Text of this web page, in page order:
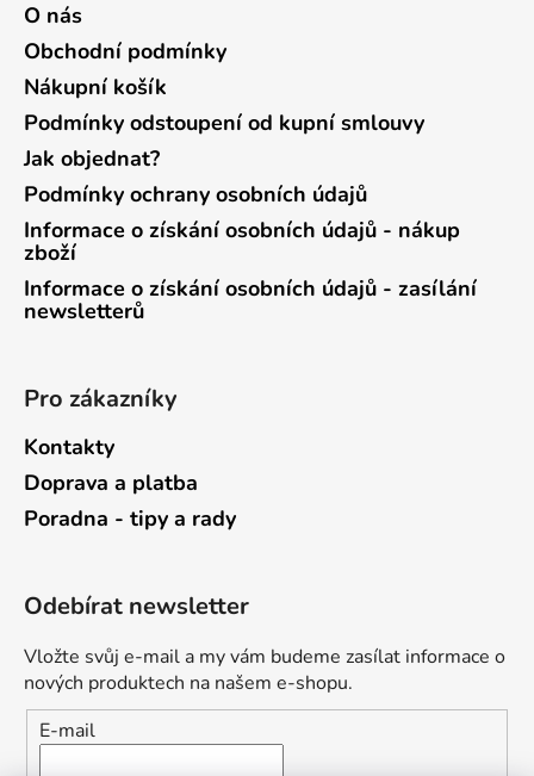
O nás
Obchodní podmínky
Nákupní košík
Podmínky odstoupení od kupní smlouvy
Jak objednat?
Podmínky ochrany osobních údajů
Informace o získání osobních údajů - nákup
zboží
Informace o získání osobních údajů - zasílání
newsletterů
Pro zákazníky
Kontakty
Doprava a platba
Poradna - tipy a rady
Odebírat newsletter
Vložte svůj e-mail a my vám budeme zasílat informace o
nových produktech na našem e-shopu.
E-mail